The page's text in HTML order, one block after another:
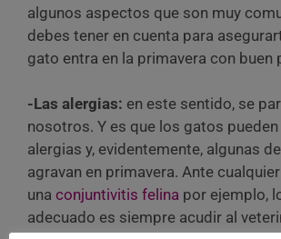
algunos aspectos que son muy
debes tener en cuenta para
gato entra en la primavera con buen
-Las alergias: en este sentido, se
nosotros. Y es que los gatos
alergias y, evidentemente, algunas
agravan en primavera. Ante
una conjuntivitis felina por ejemplo,
adecuado es siempre acudir al